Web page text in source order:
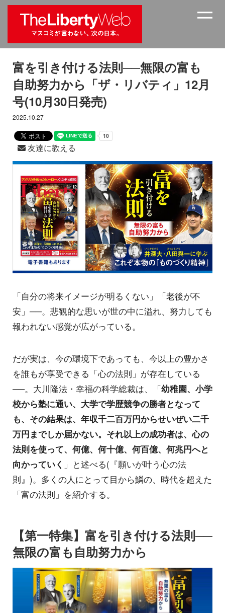
富を引き付ける法則──無限の富も
自助努力から「ザ・リバティ」12月
号(10月30日発売)
2025.10.27
友達に教える
「自分の将来イメージが明るくない」「老後が不
安」──。悲観的な思いが世の中に溢れ、努力しても
報われない感覚が広がっている。
だが実は、今の環境下であっても、今以上の豊かさ
を誰もが享受できる「心の法則」が存在している
──。大川隆法・幸福の科学総裁は、「幼稚園、小学
校から塾に通い、大学で学歴競争の勝者となって
も、その結果は、年収千二百万円からせいぜい二千
万円までしか届かない。それ以上の成功者は、心の
法則を使って、何億、何十億、何百億、何兆円へと
向かっていく 」と述べる(『願いが叶う心の法
則』)。多くの人にとって目から鱗の、時代を超えた
「富の法則」を紹介する。
【第一特集】富を引き付ける法則──
無限の富も自助努力から